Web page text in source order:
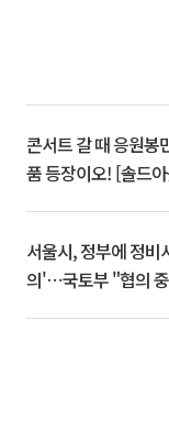
콘서트 갈 때 응원
품 등장이오! [솔드
서울시, 정부에 정비
의'⋯국토부 "협의